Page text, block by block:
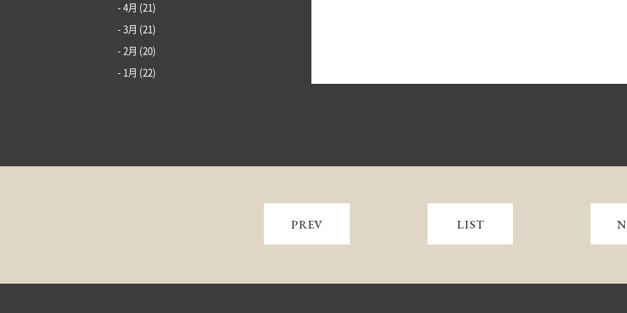
- 4月 (21)
- 3月 (21)
- 2月 (20)
- 1月 (22)
PREV LIST